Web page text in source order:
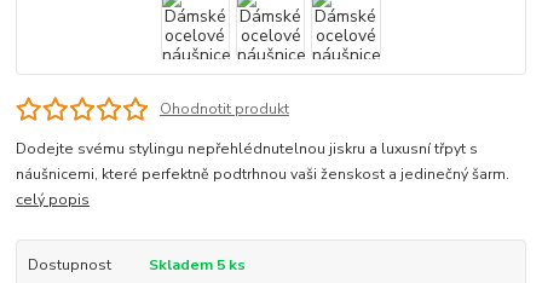
Ohodnotit produkt
Dodejte svému stylingu nepřehlédnutelnou jiskru a luxusní třpyt s
náušnicemi, které perfektně podtrhnou vaši ženskost a jedinečný šarm.
celý popis
Dostupnost Skladem 5 ks